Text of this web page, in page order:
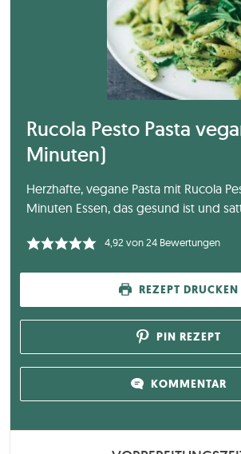
Rucola Pesto Pasta
Minuten)
Herzhafte, vegane Pasta mit Rucola
Minuten Essen, das gesund ist und
4,92 von24Bewertungen
REZEPT DRUCKEN
PIN REZEPT
KOMMENTAR